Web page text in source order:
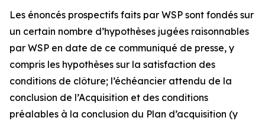
Les énoncés prospectifs faits par WSP sont fondés sur
un certain nombre d’hypothèses jugées raisonnables
par WSP en date de ce communiqué de presse, y
compris les hypothèses sur la satisfaction des
conditions de clôture; l’échéancier attendu de la
conclusion de l’Acquisition et des conditions
préalables à la conclusion du Plan d’acquisition (y